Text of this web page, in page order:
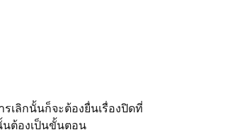
เลิกนั้นก็จะต้องยื่นเรื่องปิดที่
นต้องเป็นขั้นตอน